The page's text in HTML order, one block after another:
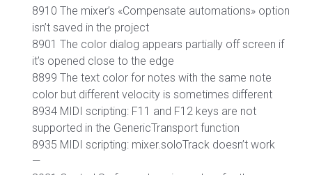
8910 The mixer’s «Compensate automations» option
isn’t saved in the project
8901 The color dialog appears partially off screen if
it’s opened close to the edge
8899 The text color for notes with the same note
color but different velocity is sometimes different
8934 MIDI scripting: F11 and F12 keys are not
supported in the GenericTransport function
8935 MIDI scripting: mixer.soloTrack doesn’t work
—